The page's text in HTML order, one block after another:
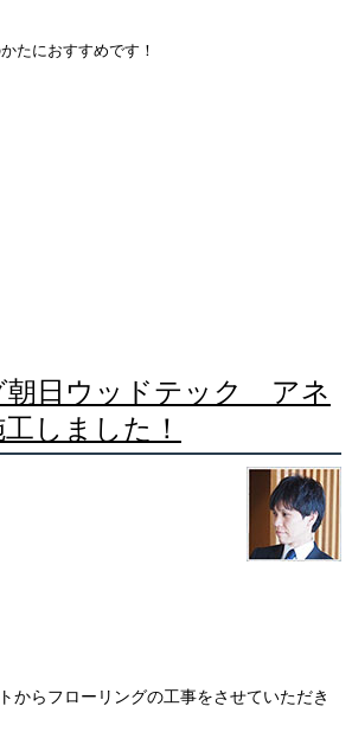
たにおすすめです！
朝日ウッドテック アネ
しました！
からフローリングの工事をさせていただき